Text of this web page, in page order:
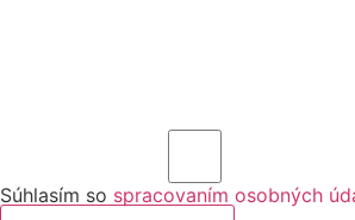
Súhlasím so spracovaním osobných